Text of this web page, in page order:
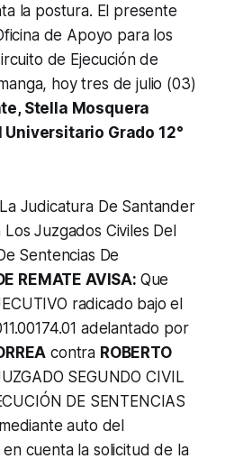
la postura. El presente
de Apoyo para los
de Ejecución de
hoy tres de julio (03)
Stella Mosquera
Grado 12°
Judicatura De Santander
Juzgados Civiles Del
Sentencias De
REMATE AVISA: Que
radicado bajo el
adelantado por
contra ROBERTO
SEGUNDO CIVIL
DE SENTENCIAS
auto del
cuenta la solicitud de la